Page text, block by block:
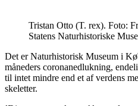
Tristan Otto (T. rex). Foto:
Statens Naturhistoriske
Det er Naturhistorisk Museum i
måneders coronanedlukning,
til intet mindre end et af verdens
skeletter.